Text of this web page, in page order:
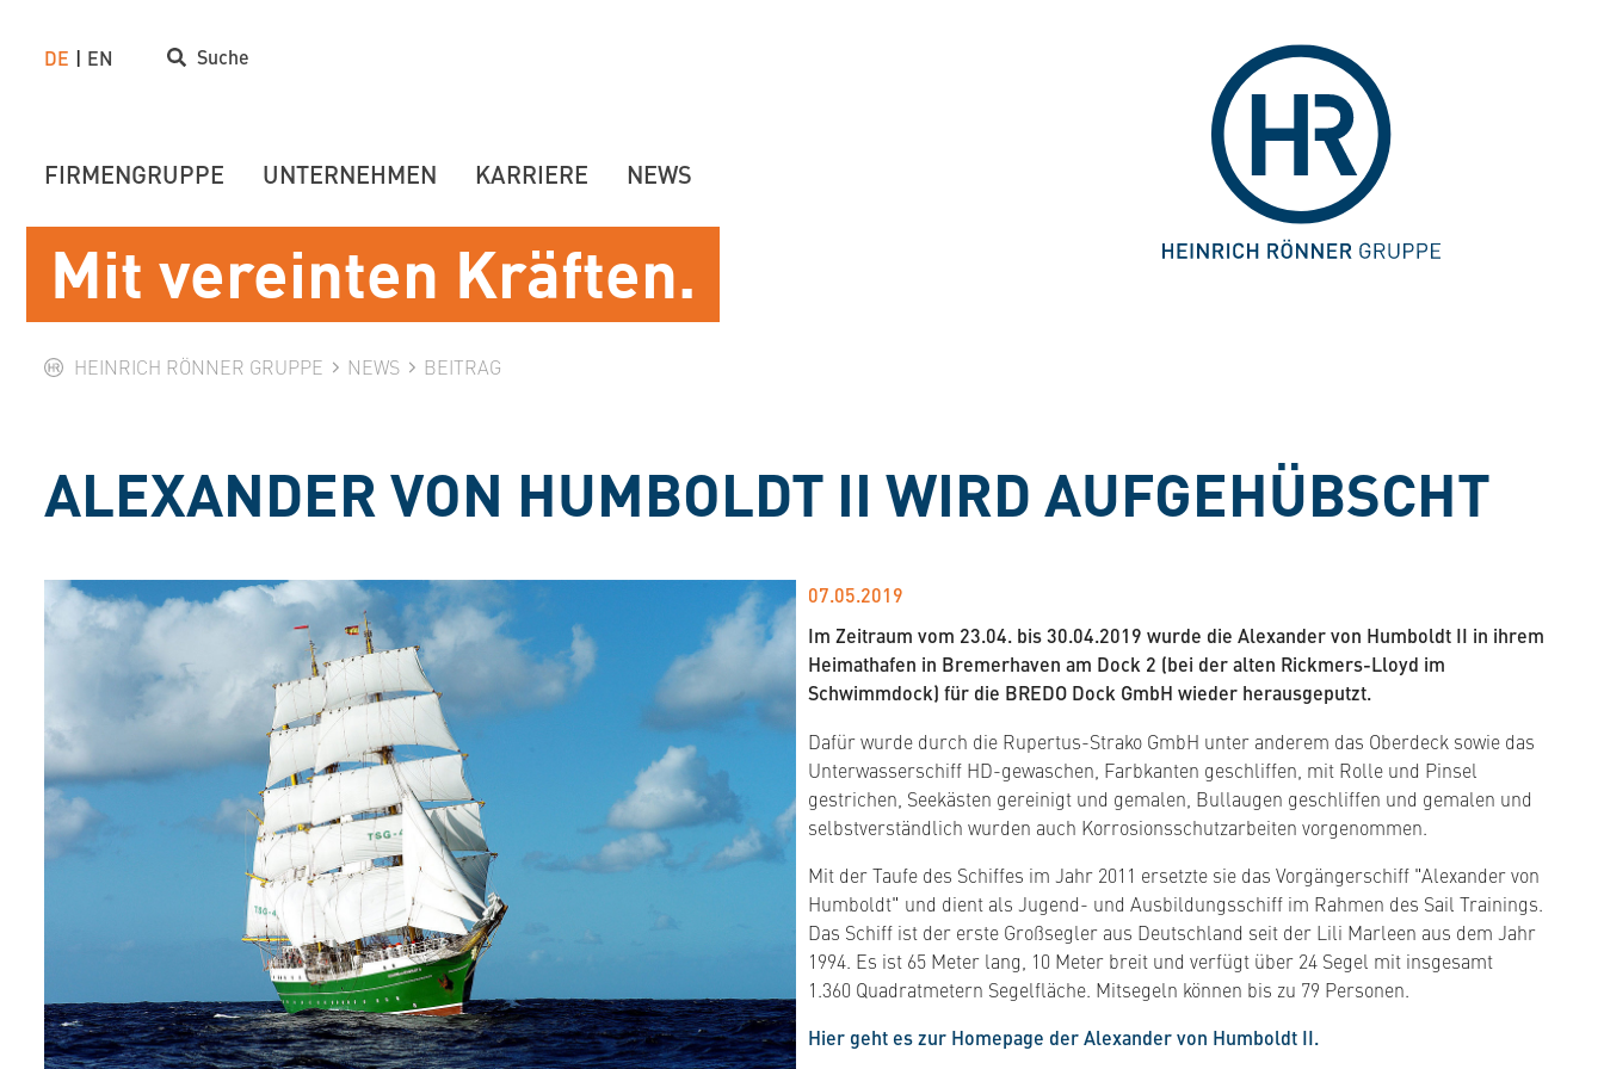
HEINRICH RÖNNER GRUPPE NEWS BEITRAG
ALEXANDER VON HUMBOLDT II WIRD AUFGEHÜBSCHT
07.05.2019
Im Zeitraum vom 23.04. bis 30.04.2019 wurde die Alexander von Humboldt II in ihrem
Heimathafen in Bremerhaven am Dock 2 (bei der alten Rickmers-Lloyd im
Schwimmdock) für die BREDO Dock GmbH wieder herausgeputzt.
Dafür wurde durch die Rupertus-Strako GmbH unter anderem das Oberdeck sowie das
Unterwasserschiff HD-gewaschen, Farbkanten geschliffen, mit Rolle und Pinsel
gestrichen, Seekästen gereinigt und gemalen, Bullaugen geschliffen und gemalen und
selbstverständlich wurden auch Korrosionsschutzarbeiten vorgenommen.
Mit der Taufe des Schiffes im Jahr 2011 ersetzte sie das Vorgängerschiff "Alexander von
Humboldt" und dient als Jugend- und Ausbildungsschiff im Rahmen des Sail Trainings.
Das Schiff ist der erste Großsegler aus Deutschland seit der Lili Marleen aus dem Jahr
1994. Es ist 65 Meter lang, 10 Meter breit und verfügt über 24 Segel mit insgesamt
1.360 Quadratmetern Segelfläche. Mitsegeln können bis zu 79 Personen.
Hier geht es zur Homepage der Alexander von Humboldt II.
Mit vereinten Kräften.
DE EN Suche
FIRMENGRUPPE UNTERNEHMEN KARRIERE NEWS